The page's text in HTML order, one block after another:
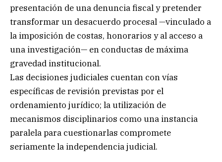
presentación de una denuncia fiscal y pretender
transformar un desacuerdo procesal —vinculado a
la imposición de costas, honorarios y al acceso a
una investigación— en conductas de máxima
gravedad institucional.
Las decisiones judiciales cuentan con vías
específicas de revisión previstas por el
ordenamiento jurídico; la utilización de
mecanismos disciplinarios como una instancia
paralela para cuestionarlas compromete
seriamente la independencia judicial.